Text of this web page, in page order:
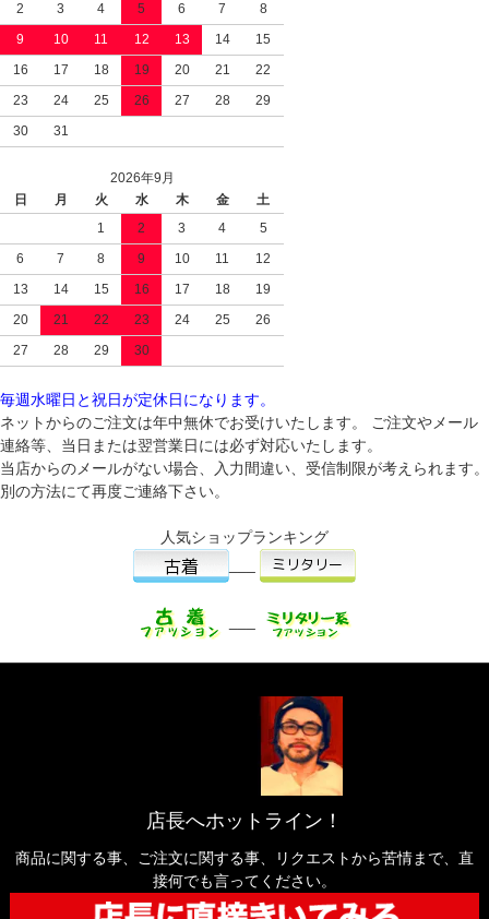
2
3 4 5 6 7
8
9
10 11 12 13 14
15
16
17 18 19 20 21
22
23
24 25 26 27 28
29
30
31
2026年9月
日
月 火 水 木 金
土
1
2 3 4
5
6
7 8 9 10 11
12
13
14 15 16 17 18
19
20
21 22 23 24 25
26
27
28 29 30
毎週水曜日と祝日が定休日になります。
ネットからのご注文は年中無休でお受けいたします。 ご注文やメール
連絡等、当日または翌営業日には必ず対応いたします。
当店からのメールがない場合、入力間違い、受信制限が考えられます。
別の方法にて再度ご連絡下さい。
人気ショップランキング
店長へホットライン！
商品に関する事、ご注文に関する事、リクエストから苦情まで、直
接何でも言ってください。